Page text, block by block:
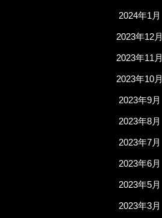
2024年1月
2023年12月
2023年11月
2023年10月
2023年9月
2023年8月
2023年7月
2023年6月
2023年5月
2023年3月